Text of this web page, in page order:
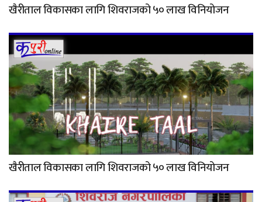
खैरीताल विकासका लागि शिवराजको ५० लाख विनियोजन
खैरीताल विकासका लागि शिवराजको ५० लाख विनियोजन